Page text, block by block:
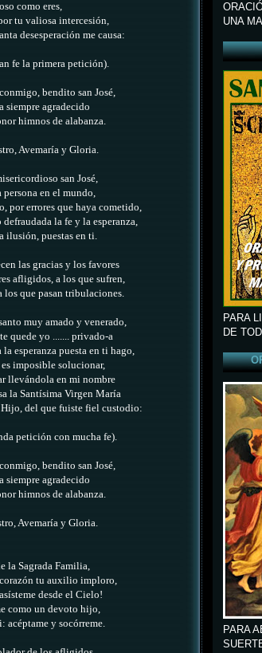
como eres,
tu valiosa intercesión,
desesperación me causa:
fe la primera petición).
bendito san José,
siempre agradecido
himnos de alabanza.
Avemaría y Gloria.
san José,
persona en el mundo,
por errores que haya cometido,
la fe y la esperanza,
ilusión, puestas en ti.
las gracias y los favores
afligidos, a los que sufren,
los que pasan tribulaciones.
muy amado y venerado,
quede yo ....... privado-a
esperanza puesta en ti hago,
imposible solucionar,
llevándola en mi nombre
la Santísima Virgen María
del que fuiste fiel custodio:
petición con mucha fe).
bendito san José,
siempre agradecido
himnos de alabanza.
Avemaría y Gloria.
la Sagrada Familia,
tu auxilio imploro,
desde el Cielo!
como un devoto hijo,
acéptame y socórreme.
UNA
PARA
DE
PARA